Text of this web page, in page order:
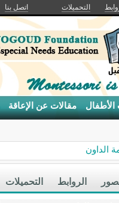
التحميلات اتصل بنا
الأطفال مقالات عن الإعاقة
الداون
التحميلات الروابط